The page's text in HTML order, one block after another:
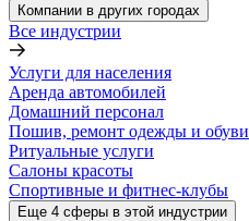
Компании в других городах
Все индустрии
Услуги для населения
Аренда автомобилей
Домашний персонал
Пошив, ремонт одежды и обуви
Ритуальные услуги
Салоны красоты
Спортивные и фитнес-клубы
Еще 4 сферы в этой индустрии